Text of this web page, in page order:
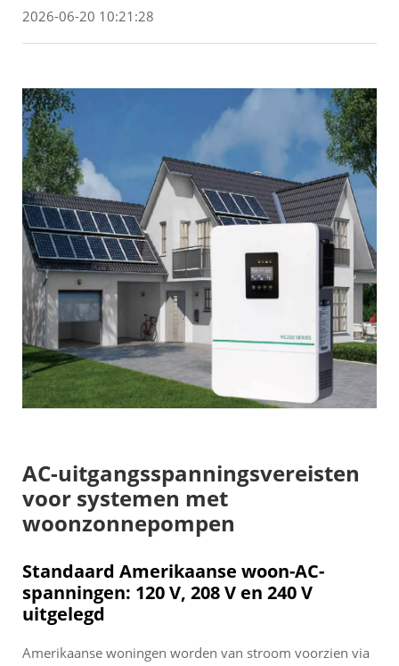
2026-06-20 10:21:28
AC-uitgangsspanningsvereisten
voor systemen met
woonzonnepompen
Standaard Amerikaanse woon-AC-
spanningen: 120 V, 208 V en 240 V
uitgelegd
Amerikaanse woningen worden van stroom voorzien via